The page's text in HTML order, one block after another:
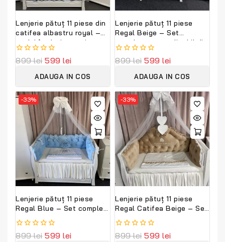
Lenjerie pătuț 11 piese din
catifea albastru royal –
model împletit premium
PeppiBambini,
personalizabilă
0
899lei 599 lei
ADAUGA IN COS
Lenjerie pătuț 11 piese
Regal Beige – Set
complet personalizabil din
catifea moale și bumbac
premium PeppiBambini
0
899lei 599 lei
ADAUGA IN COS
-33%
Lenjerie pătuț 11 piese
Regal Blue – Set complet
personalizabil din catifea
moale și bumbac premium
PeppiBambini
0
899lei 599 lei
-33%
Lenjerie pătuț 11 piese
Regal Catifea Beige – Set
complet personalizabil din
catifea moale și bumbac
natural PeppiBambini
0
899lei 599 lei